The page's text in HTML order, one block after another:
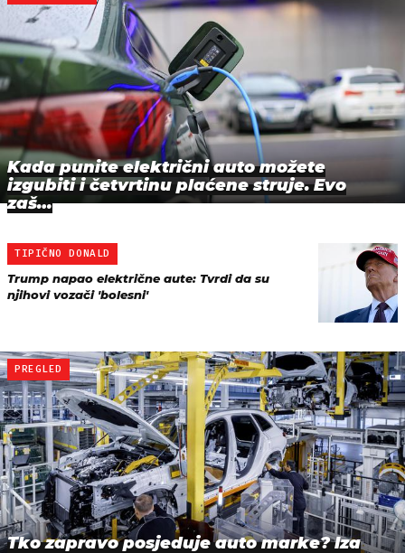
Kada punite električni auto možete
izgubiti i četvrtinu plaćene struje. Evo
zaš…
TIPIČNO DONALD
Trump napao električne aute: Tvrdi da su
njihovi vozači 'bolesni'
PREGLED
Tko zapravo posjeduje auto marke? Iza